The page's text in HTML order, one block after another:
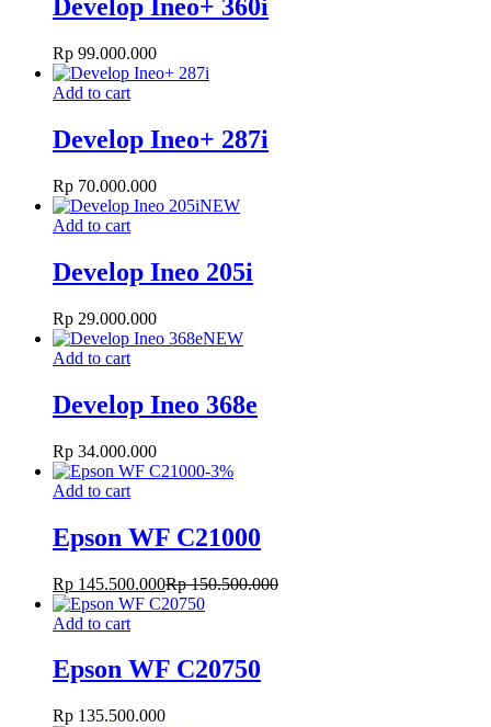
Develop Ineo+ 360i
Rp 99.000.000
Add to cart
Develop Ineo+ 287i
Rp 70.000.000
NEW
Add to cart
Develop Ineo 205i
Rp 29.000.000
NEW
Add to cart
Develop Ineo 368e
Rp 34.000.000
-3%
Add to cart
Epson WF C21000
Rp 145.500.000Rp150.500.000
Add to cart
Epson WF C20750
Rp 135.500.000